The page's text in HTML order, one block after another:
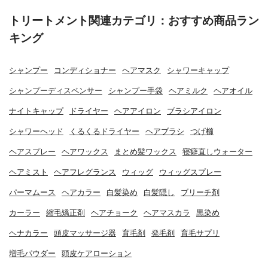
トリートメント関連カテゴリ：おすすめ商品ラン
キング
シャンプー コンディショナー ヘアマスク シャワーキャップ
シャンプーディスペンサー シャンプー手袋 ヘアミルク ヘアオイル
ナイトキャップ ドライヤー ヘアアイロン ブラシアイロン
シャワーヘッド くるくるドライヤー ヘアブラシ つげ櫛
ヘアスプレー ヘアワックス まとめ髪ワックス 寝癖直しウォーター
ヘアミスト ヘアフレグランス ウィッグ ウィッグスプレー
パーマムース ヘアカラー 白髪染め 白髪隠し ブリーチ剤
カーラー 縮毛矯正剤 ヘアチョーク ヘアマスカラ 黒染め
ヘナカラー 頭皮マッサージ器 育毛剤 発毛剤 育毛サプリ
増毛パウダー 頭皮ケアローション